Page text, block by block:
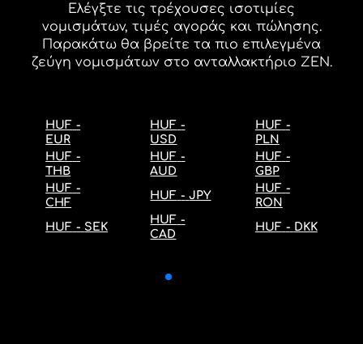
Ελέγξτε τις τρέχουσες ισοτιμίες
νομισμάτων, τιμές αγοράς και πώλησης.
Παρακάτω θα βρείτε τα πιο επιλεγμένα
ζεύγη νομισμάτων στο ανταλλακτήριο ZEN.
HUF -
EUR
HUF -
USD
HUF -
PLN
HUF -
THB
HUF -
AUD
HUF -
GBP
HUF -
CHF
HUF - JPY
HUF -
RON
HUF - SEK
HUF -
CAD
HUF - DKK